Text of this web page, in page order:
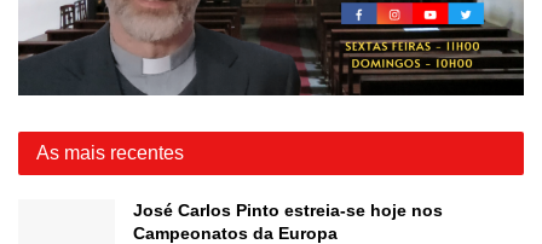
As mais recentes
José Carlos Pinto estreia-se hoje nos
Campeonatos da Europa